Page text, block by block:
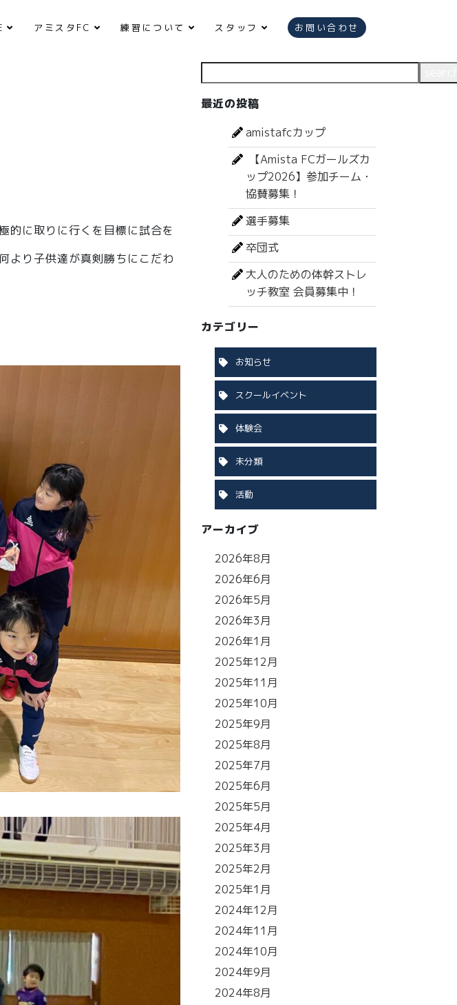
アミスタFC 練習について スタッフ
お問い合わせ
的に取りに行くを目標に試合を
より子供達が真剣勝ちにこだわ
最近の投稿
amistafcカップ
【Amista FCガールズカ
ップ2026】参加チーム・
協賛募集！
選手募集
卒団式
大人のための体幹ストレ
ッチ教室 会員募集中！
カテゴリー
お知らせ
スクールイベント
体験会
未分類
活動
アーカイブ
2026年8月
2026年6月
2026年5月
2026年3月
2026年1月
2025年12月
2025年11月
2025年10月
2025年9月
2025年8月
2025年7月
2025年6月
2025年5月
2025年4月
2025年3月
2025年2月
2025年1月
2024年12月
2024年11月
2024年10月
2024年9月
2024年8月